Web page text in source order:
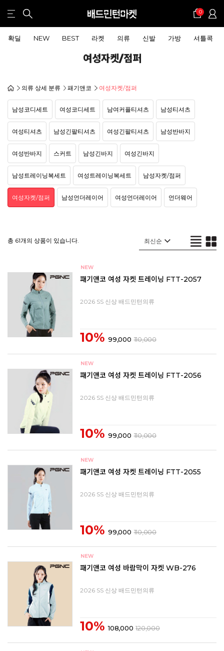
0
확딜 NEW BEST 라켓 의류 신발 가방 셔틀콕
여성자켓/점퍼
의류 상세 분류 패기앤코 여성자켓/점퍼
남성코디세트 여성코디세트 남여커플티셔츠 남성티셔츠
여성티셔츠 남성긴팔티셔츠 여성긴팔티셔츠 남성반바지
여성반바지 스커트 남성긴바지 여성긴바지
남성트레이닝복세트 여성트레이닝복세트 남성자켓/점퍼
여성자켓/점퍼 남성언더레이어 여성언더레이어 언더웨어
총 61개의 상품이 있습니다.
패기앤코 여성 자켓 트레이닝 FTT-2057
2026 SS 신상 배드민턴의류
10% 99,000 110,000
패기앤코 여성 자켓 트레이닝 FTT-2056
2026 SS 신상 배드민턴의류
10% 99,000 110,000
패기앤코 여성 자켓 트레이닝 FTT-2055
2026 SS 신상 배드민턴의류
10% 99,000 110,000
패기앤코 여성 바람막이 자켓 WB-276
2026 SS 신상 배드민턴의류
10% 108,000 120,000